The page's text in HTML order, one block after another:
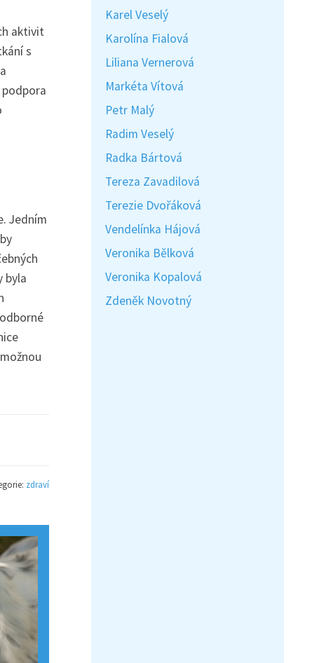
aktivit
s
Jedním
byla
zdraví
Karel Veselý
Karolína Fialová
Liliana Vernerová
Markéta Vítová
Petr Malý
Radim Veselý
Radka Bártová
Tereza Zavadilová
Terezie Dvořáková
Vendelínka Hájová
Veronika Bělková
Veronika Kopalová
Zdeněk Novotný